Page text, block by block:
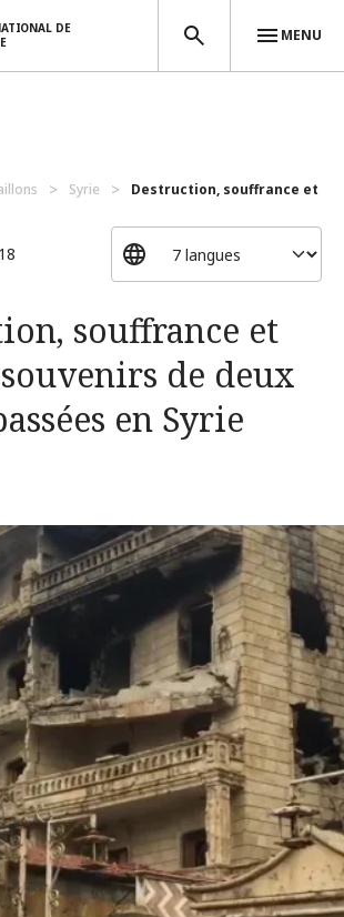
DE
MENU
Syrie Destruction, souffrance et
souffrance et
de deux
en Syrie